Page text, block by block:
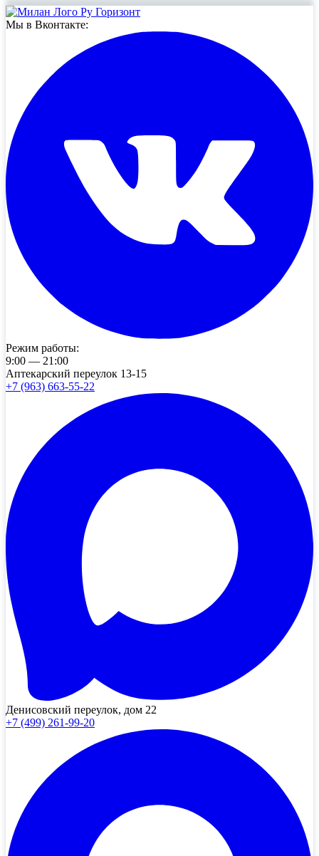
Мы в Вконтакте:
Режим работы:
9:00 — 21:00
Аптекарский переулок 13-15
+7 (963) 663-55-22
Денисовский переулок, дом 22
+7 (499) 261-99-20